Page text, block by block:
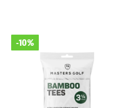
-10%